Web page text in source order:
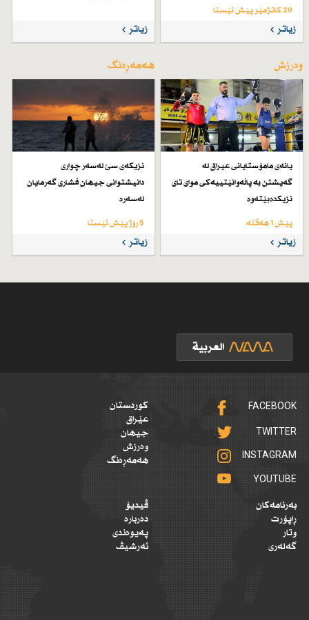
20 کاتژمێر پێش ئێستا
زیاتر زیاتر
وەرزش
یانەی مامۆستایانی عیراق لە
گەیشتن بە پاڵەوانێتییەكی موای تای
نزیكدەبێتەوە
پێش 1 هەفتە
زیاتر
هەمەڕەنگ
نزیكەی سێ لەسەر چواری
دانیشتوانی جیهان فشاری گەرمایان
لەسەرە
5 رۆژ پێش ئێستا
زیاتر
FACEBOOK
TWITTER
INSTAGRAM
YOUTUBE
کوردستان
عێراق
جیهان
وەرزش
هەمەڕەنگ
بەرنامەکان
ڕاپۆرت
وتار
گەلەری
ڤیدیۆ
دەربارە
پەیوەندی
ئەرشیڤ